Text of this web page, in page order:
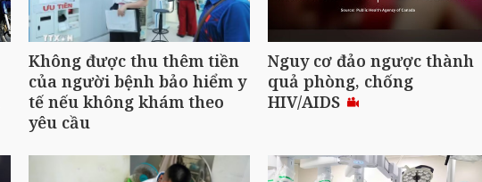
Không được thu thêm tiền
của người bệnh bảo hiểm y
tế nếu không khám theo
yêu cầu
Nguy cơ đảo ngược thành
quả phòng, chống
HIV/AIDS